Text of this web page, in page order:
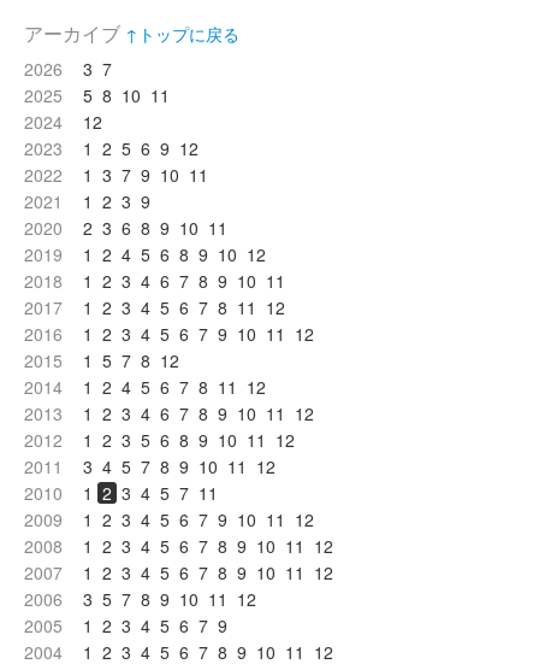
アーカイブ ↑トップに戻る
2026
3 7
2025
5 8 10 11
2024
12
2023
1 2 5 6 9 12
2022
1 3 7 9 10 11
2021
1 2 3 9
2020
2 3 6 8 9 10 11
2019
1 2 4 5 6 8 9 10 12
2018
1 2 3 4 6 7 8 9 10 11
2017
1 2 3 4 5 6 7 8 11 12
2016
1 2 3 4 5 6 7 9 10 11 12
2015
1 5 7 8 12
2014
1 2 4 5 6 7 8 11 12
2013
1 2 3 4 6 7 8 9 10 11 12
2012
1 2 3 5 6 8 9 10 11 12
2011
3 4 5 7 8 9 10 11 12
2010
1 2 3 4 5 7 11
2009
1 2 3 4 5 6 7 9 10 11 12
2008
1 2 3 4 5 6 7 8 9 10 11 12
2007
1 2 3 4 5 6 7 8 9 10 11 12
2006
3 5 7 8 9 10 11 12
2005
1 2 3 4 5 6 7 9
2004
1 2 3 4 5 6 7 8 9 10 11 12